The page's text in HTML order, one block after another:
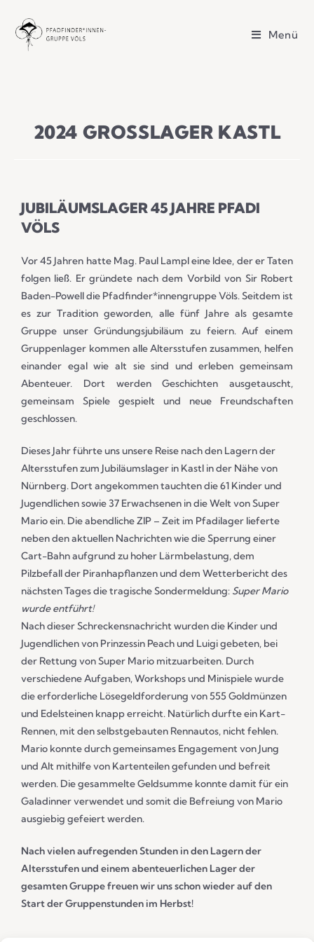
Menü
2024 GROSSLAGER KASTL
JUBILÄUMSLAGER 45 JAHRE PFADI
VÖLS
Vor 45 Jahren hatte Mag. Paul Lampl eine Idee, der er Taten
folgen ließ. Er gründete nach dem Vorbild von Sir Robert
Baden-Powell die Pfadfinder*innengruppe Völs. Seitdem ist
es zur Tradition geworden, alle fünf Jahre als gesamte
Gruppe unser Gründungsjubiläum zu feiern. Auf einem
Gruppenlager kommen alle Altersstufen zusammen, helfen
einander egal wie alt sie sind und erleben gemeinsam
Abenteuer. Dort werden Geschichten ausgetauscht,
gemeinsam Spiele gespielt und neue Freundschaften
geschlossen.
Dieses Jahr führte uns unsere Reise nach den Lagern der
Altersstufen zum Jubiläumslager in Kastl in der Nähe von
Nürnberg. Dort angekommen tauchten die 61 Kinder und
Jugendlichen sowie 37 Erwachsenen in die Welt von Super
Mario ein. Die abendliche ZIP – Zeit im Pfadilager lieferte
neben den aktuellen Nachrichten wie die Sperrung einer
Cart-Bahn aufgrund zu hoher Lärmbelastung, dem
Pilzbefall der Piranhapflanzen und dem Wetterbericht des
nächsten Tages die tragische Sondermeldung: Super Mario
wurde entführt!
Nach dieser Schreckensnachricht wurden die Kinder und
Jugendlichen von Prinzessin Peach und Luigi gebeten, bei
der Rettung von Super Mario mitzuarbeiten. Durch
verschiedene Aufgaben, Workshops und Minispiele wurde
die erforderliche Lösegeldforderung von 555 Goldmünzen
und Edelsteinen knapp erreicht. Natürlich durfte ein Kart-
Rennen, mit den selbstgebauten Rennautos, nicht fehlen.
Mario konnte durch gemeinsames Engagement von Jung
und Alt mithilfe von Kartenteilen gefunden und befreit
werden. Die gesammelte Geldsumme konnte damit für ein
Galadinner verwendet und somit die Befreiung von Mario
ausgiebig gefeiert werden.
Nach vielen aufregenden Stunden in den Lagern der
Altersstufen und einem abenteuerlichen Lager der
gesamten Gruppe freuen wir uns schon wieder auf den
Start der Gruppenstunden im Herbst!